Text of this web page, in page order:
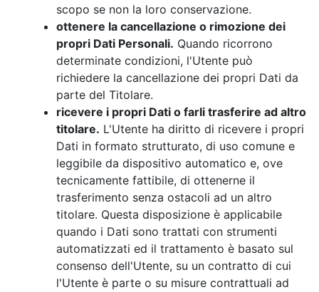
scopo se non la loro conservazione.
ottenere la cancellazione o rimozione dei
propri Dati Personali. Quando ricorrono
determinate condizioni, l'Utente può
richiedere la cancellazione dei propri Dati da
parte del Titolare.
ricevere i propri Dati o farli trasferire ad altro
titolare. L'Utente ha diritto di ricevere i propri
Dati in formato strutturato, di uso comune e
leggibile da dispositivo automatico e, ove
tecnicamente fattibile, di ottenerne il
trasferimento senza ostacoli ad un altro
titolare. Questa disposizione è applicabile
quando i Dati sono trattati con strumenti
automatizzati ed il trattamento è basato sul
consenso dell'Utente, su un contratto di cui
l'Utente è parte o su misure contrattuali ad